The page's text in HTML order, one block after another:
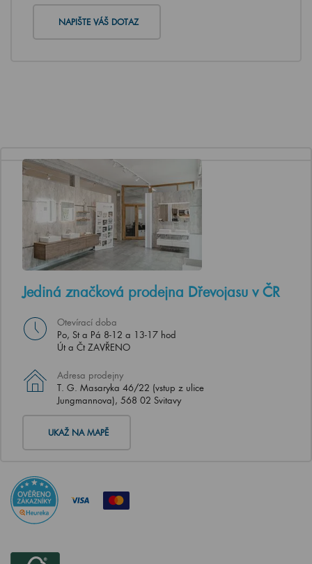
NAPIŠTE VÁŠ DOTAZ
Jediná značková prodejna Dřevojasu v ČR
Otevírací doba
Po, St a Pá 8-12 a 13-17 hod
Út a Čt ZAVŘENO
Adresa prodejny
T. G. Masaryka 46/22 (vstup z ulice
Jungmannova), 568 02 Svitavy
UKAŽ NA MAPĚ